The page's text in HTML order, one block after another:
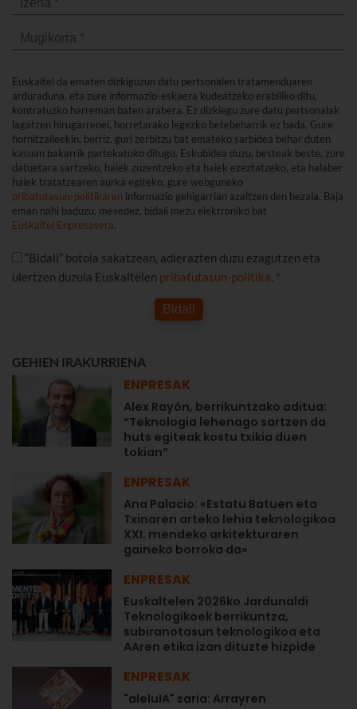
Euskaltel da ematen dizkiguzun datu pertsonalen tratamenduaren
arduraduna, eta zure informazio-eskaera kudeatzeko erabiliko ditu,
kontratuzko harreman baten arabera. Ez dizkiegu zure datu pertsonalak
lagatzen hirugarrenei, horretarako legezko betebeharrik ez bada. Gure
hornitzaileekin, berriz, guri zerbitzu bat emateko sarbidea behar duten
kasuan bakarrik partekatuko ditugu. Eskubidea duzu, besteak beste, zure
datuetara sartzeko, haiek zuzentzeko eta haiek ezeztatzeko, eta halaber
haiek tratatzearen aurka egiteko, gure webguneko
pribatutasun-politikaren informazio gehigarrian azaltzen den bezala. Baja
eman nahi baduzu, mesedez, bidali mezu elektroniko bat
Euskaltel Enpresasera.
“Bidali” botoia sakatzean, adierazten duzu ezagutzen eta
ulertzen duzula Euskaltelen pribatutasun-politika. *
Bidali
GEHIEN IRAKURRIENA
ENPRESAK
Alex Rayón, berrikuntzako aditua:
“Teknologia lehenago sartzen da
huts egiteak kostu txikia duen
tokian”
ENPRESAK
Ana Palacio: «Estatu Batuen eta
Txinaren arteko lehia teknologikoa
XXI. mendeko arkitekturaren
gaineko borroka da»
ENPRESAK
Euskaltelen 2026ko Jardunaldi
Teknologikoek berrikuntza,
subiranotasun teknologikoa eta
AAren etika izan dituzte hizpide
ENPRESAK
"aleluIA" saria: Arrayren